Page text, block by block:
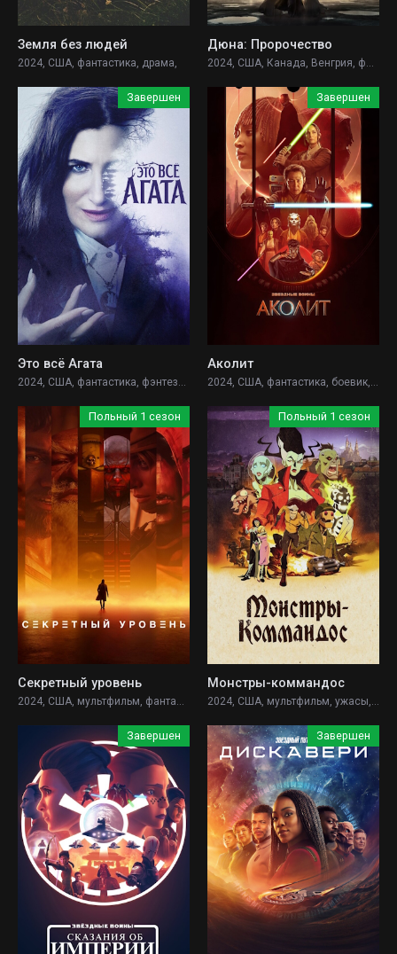
Земля без людей
2024, США, фантастика, драма,
Дюна: Пророчество
2024, США, Канада, Венгрия, фантастика, боевик, драма, приключения,
Завершен
Это всё Агата
2024, США, фантастика, фэнтези, боевик, драма, комедия, приключения,
Завершен
Аколит
2024, США, фантастика, боевик, драма, детектив, фэнтези,
Польный 1 сезон
Секретный уровень
2024, США, мультфильм, фантастика, фэнтези, боевик, приключения,
Польный 1 сезон
Монстры-коммандос
2024, США, мультфильм, ужасы, фантастика, фэнтези, боевик, детектив, приключения, военный,
Завершен Завершен